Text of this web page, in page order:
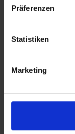
Präferenzen
Statistiken
Marketing